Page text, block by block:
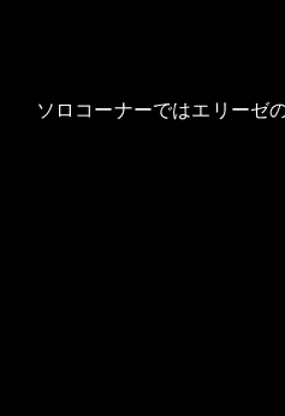
ソロコーナーではエリーゼ